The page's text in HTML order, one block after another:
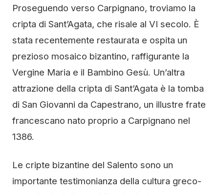
Proseguendo verso Carpignano, troviamo la
cripta di Sant’Agata, che risale al VI secolo. È
stata recentemente restaurata e ospita un
prezioso mosaico bizantino, raffigurante la
Vergine Maria e il Bambino Gesù. Un’altra
attrazione della cripta di Sant’Agata è la tomba
di San Giovanni da Capestrano, un illustre frate
francescano nato proprio a Carpignano nel
1386.
Le cripte bizantine del Salento sono un
importante testimonianza della cultura greco-